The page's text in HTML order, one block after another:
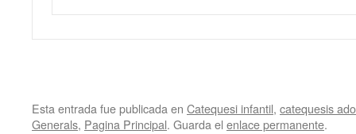
Esta entrada fue publicada en Catequesi infantil, catequesis
Generals, Pagina Principal. Guarda el enlace permanente.